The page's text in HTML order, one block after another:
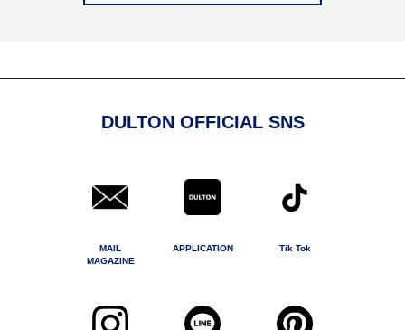
DULTON OFFICIAL SNS
MAIL
MAGAZINE
APPLICATION Tik Tok